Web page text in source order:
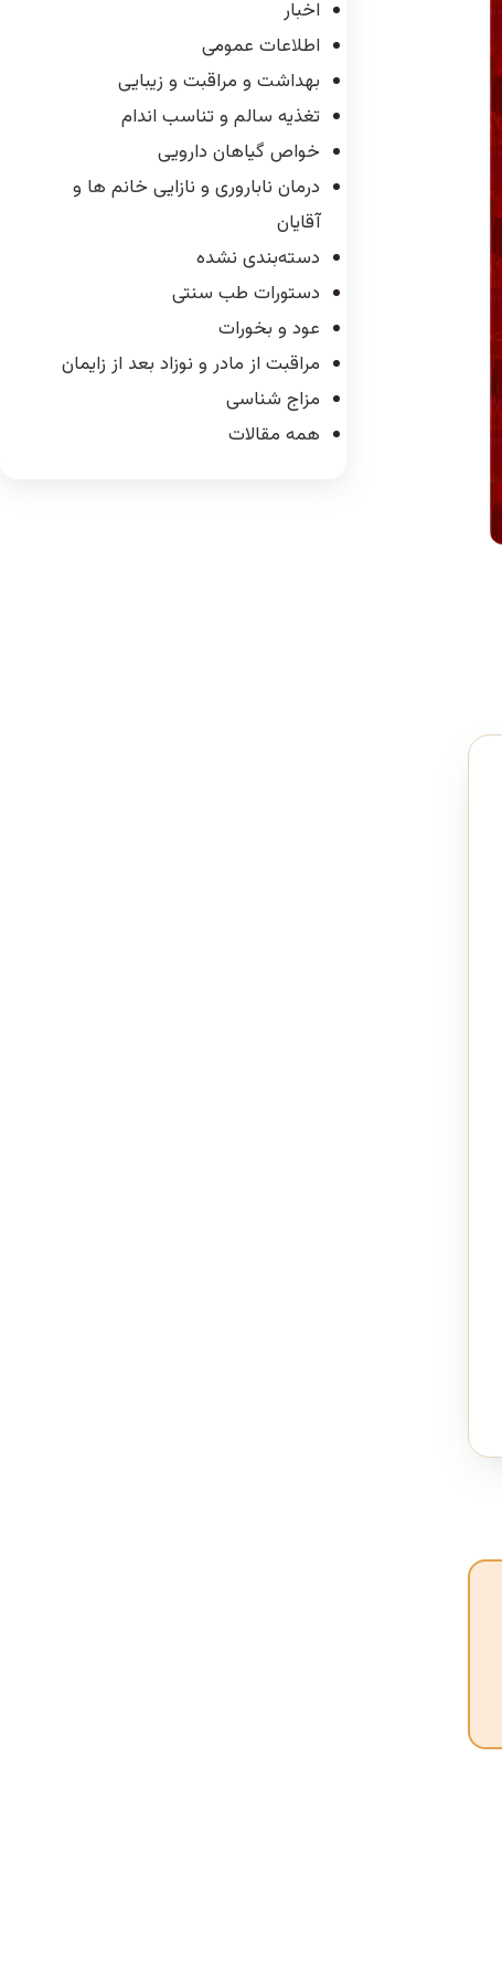
اخبار
اطلاعات عمومی
بهداشت و مراقبت و زیبایی
تغذیه سالم و تناسب اندام
خواص گیاهان دارویی
درمان ناباروری و نازایی خانم ها و
آقایان
دسته‌بندی نشده
دستورات طب سنتی
عود و بخورات
مراقبت از مادر و نوزاد بعد از زایمان
مزاج شناسی
همه مقالات